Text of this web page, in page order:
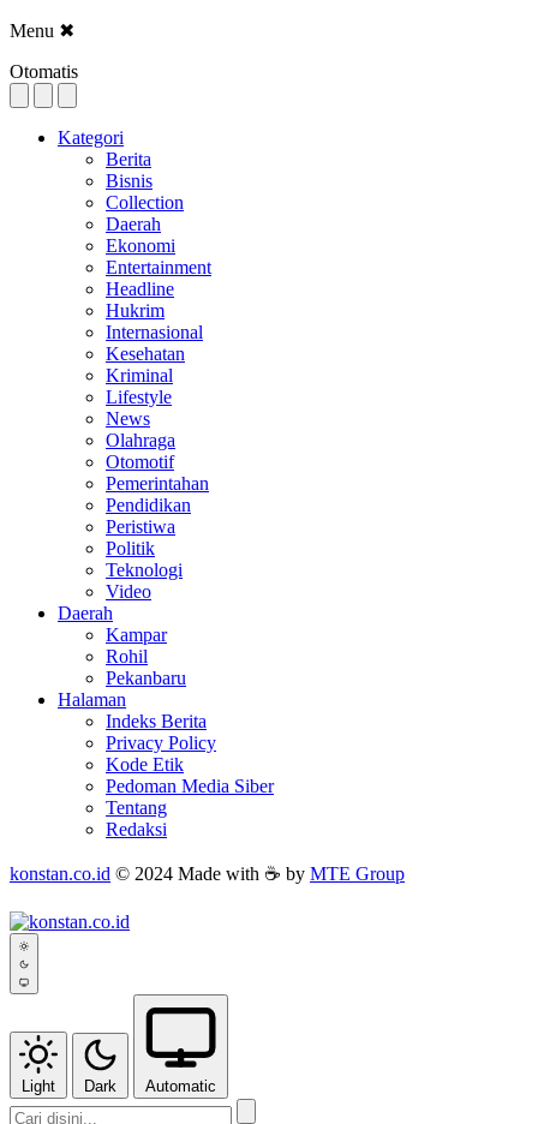
Menu ✖
Otomatis
Kategori
Berita
Bisnis
Collection
Daerah
Ekonomi
Entertainment
Headline
Hukrim
Internasional
Kesehatan
Kriminal
Lifestyle
News
Olahraga
Otomotif
Pemerintahan
Pendidikan
Peristiwa
Politik
Teknologi
Video
Daerah
Kampar
Rohil
Pekanbaru
Halaman
Indeks Berita
Privacy Policy
Kode Etik
Pedoman Media Siber
Tentang
Redaksi
konstan.co.id © 2024 Made with ☕ by MTE Group
Light Dark Automatic